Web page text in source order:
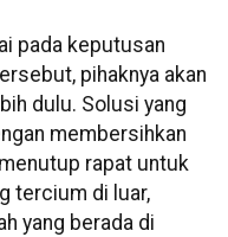
pada keputusan
pihaknya akan
dulu. Solusi yang
membersihkan
rapat untuk
tercium di luar,
yang berada di